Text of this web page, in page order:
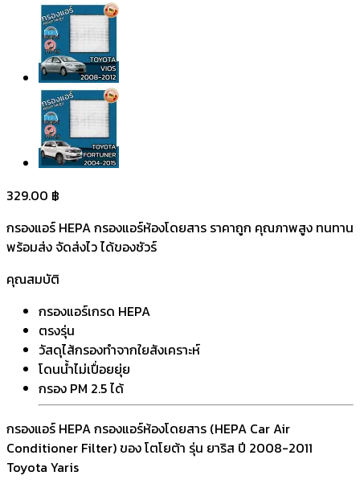
329.00 ฿
กรองแอร์ HEPA กรองแอร์ห้องโดยสาร ราคาถูก คุณภาพสูง ทนทาน
พร้อมส่ง จัดส่งไว ได้ของชัวร์
คุณสมบัติ
กรองแอร์เกรด HEPA
ตรงรุ่น
วัสดุไส้กรองทำจากใยสังเคราะห์
โดนน้ำไม่เปื่อยยุ่ย
กรอง PM 2.5 ได้
กรองแอร์ HEPA กรองแอร์ห้องโดยสาร (HEPA Car Air
Conditioner Filter) ของ โตโยต้า รุ่น ยาริส ปี 2008-2011
Toyota Yaris